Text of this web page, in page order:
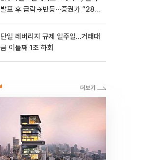
발표 후 급락→반등⋯증권가 “28년
단일 레버리지 규제 일주일…거래대
금 이틀째 1조 하회